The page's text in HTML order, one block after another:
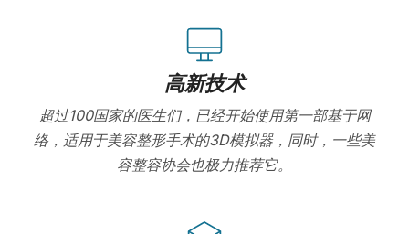
高新技术
超过100国家的医生们，已经开始使用第一部基于网
络，适用于美容整形手术的3D模拟器，同时，一些美
容整容协会也极力推荐它。